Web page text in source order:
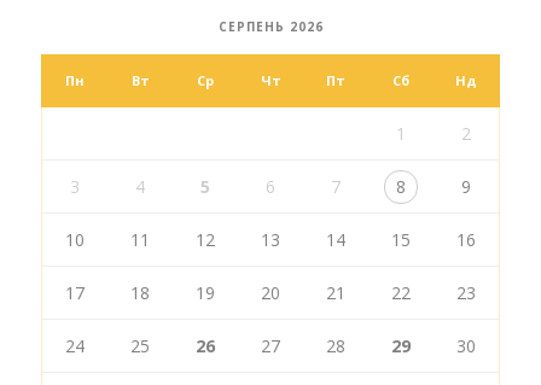
СЕРПЕНЬ 2026
Пн Вт Ср Чт Пт Сб Нд
1 2
3 4 5 6 7 8 9
10 11 12 13 14 15 16
17 18 19 20 21 22 23
24 25 26 27 28 29 30